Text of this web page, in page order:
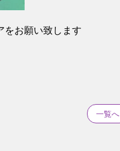
をお願い致します
一覧へ